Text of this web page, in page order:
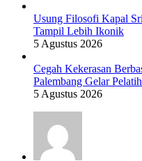
Usung Filosofi Kapal
Tampil Lebih Ikonik
5 Agustus 2026
Cegah Kekerasan
Palembang Gelar
5 Agustus 2026